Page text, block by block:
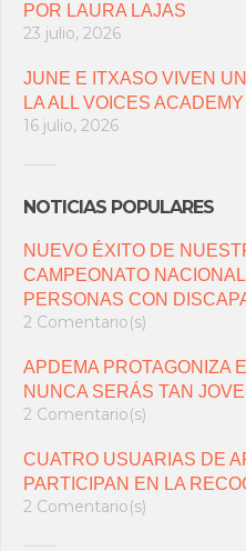
POR LAURA LAJAS
23 julio, 2026
JUNE E ITXASO VIVEN
LA ALL VOICES ACADEMY
16 julio, 2026
NOTICIAS POPULARES
NUEVO ÉXITO DE
CAMPEONATO
PERSONAS CON
2 Comentario(s)
APDEMA PROTAGONIZA
NUNCA SERÁS TAN
2 Comentario(s)
CUATRO USUARIAS DE
PARTICIPAN EN LA
2 Comentario(s)